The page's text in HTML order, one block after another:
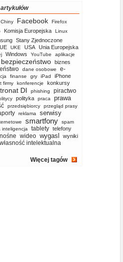
Chiny Facebook Firefox
Komisja Europejska Linux
Stany Zjednoczone
UE UKE USA Unia Europejska
Windows YouTube aplikacje
bezpieczeństwo biznes
dane osobowe
e-
finanse gry iPad iPhone
firmy konferencje konkursy
DI phishing piractwo
polityka praca
prawa
przedsiębiorcy
przegląd prasy
reklama
serwisy
smartfony
spam
inteligencja tablety telefony
wideo wygasl
wyniki
własność intelektualna
Więcej tagów